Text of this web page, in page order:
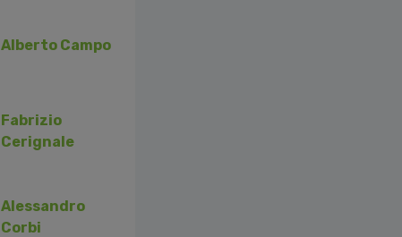
Alberto Campo
Fabrizio
Cerignale
Alessandro
Corbi